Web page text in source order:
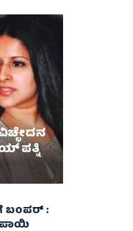
ಪತ್ನಿ
ಬಂಪರ್ :